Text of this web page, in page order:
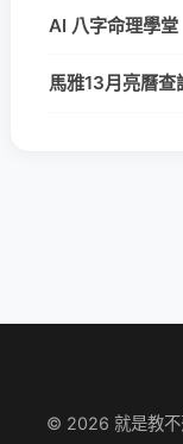
AI 八字命理學堂
馬雅13月亮曆查
© 2026 就是教不